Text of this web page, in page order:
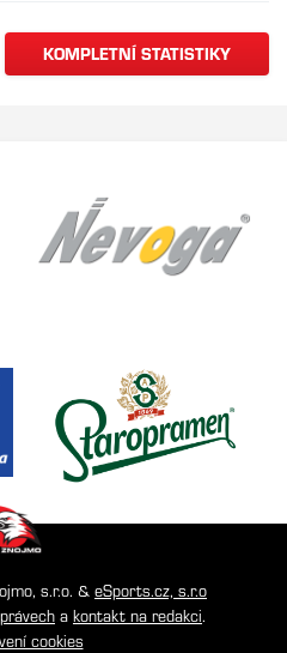
KOMPLETNÍ STATISTIKY
s.r.o. & eSports.cz, s.r.o
a kontakt na redakci.
cookies